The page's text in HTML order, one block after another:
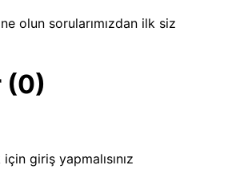
olun sorularımızdan ilk siz
(0)
giriş yapmalısınız